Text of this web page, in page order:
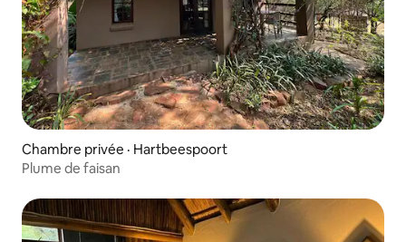
Chambre privée · Hartbeespoort
Plume de faisan